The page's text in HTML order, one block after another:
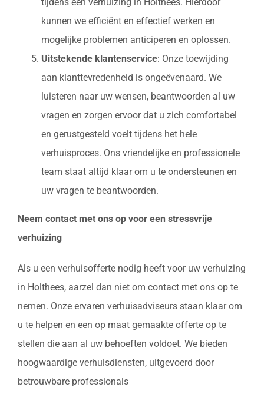
tijdens een verhuizing in Holthees. Hierdoor
kunnen we efficiënt en effectief werken en
mogelijke problemen anticiperen en oplossen.
Uitstekende klantenservice: Onze toewijding
aan klanttevredenheid is ongeëvenaard. We
luisteren naar uw wensen, beantwoorden al uw
vragen en zorgen ervoor dat u zich comfortabel
en gerustgesteld voelt tijdens het hele
verhuisproces. Ons vriendelijke en professionele
team staat altijd klaar om u te ondersteunen en
uw vragen te beantwoorden.
Neem contact met ons op voor een stressvrije
verhuizing
Als u een verhuisofferte nodig heeft voor uw verhuizing
in Holthees, aarzel dan niet om contact met ons op te
nemen. Onze ervaren verhuisadviseurs staan klaar om
u te helpen en een op maat gemaakte offerte op te
stellen die aan al uw behoeften voldoet. We bieden
hoogwaardige verhuisdiensten, uitgevoerd door
betrouwbare professionals